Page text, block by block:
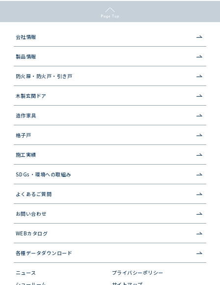
会社情報
製品情報
防火扉・防火戸・引き戸
木製玄関ドア
造作家具
格子戸
施工実績
SDGs・環境への取組み
よくあるご質問
お問い合わせ
WEBカタログ
各種データダウンロード
ニュース
プライバシーポリシー